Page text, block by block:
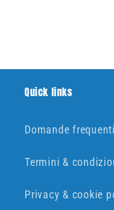
Quick links
Domande frequenti
Termini &
Privacy & cookie